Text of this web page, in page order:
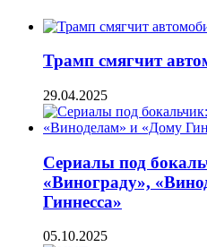
Трамп смягчит
29.04.2025
Сериалы под
«Винограду»,
Гиннесса»
05.10.2025